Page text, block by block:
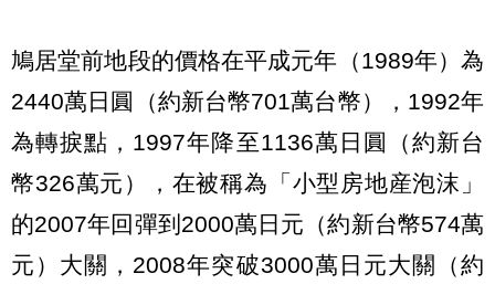
鳩居堂前地段的價格在平成元年（1989年）為
2440萬日圓（約新台幣701萬台幣），1992年
為轉捩點，1997年降至1136萬日圓（約新台
幣326萬元），在被稱為「小型房地産泡沫」
的2007年回彈到2000萬日元（約新台幣574萬
元）大關，2008年突破3000萬日元大關（約